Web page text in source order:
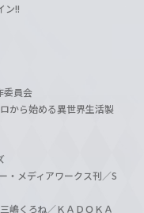
ン!!
委員会
から始める異世界生活製
メディアワークス刊／S
嶋くろね／ＫＡＤＯＫＡ